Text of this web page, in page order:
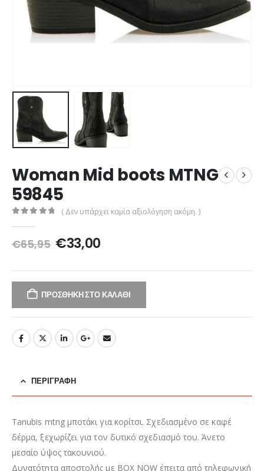
Woman Mid boots MTNG
59845
( Δεν υπάρχει καμία αξιολόγηση ακόμη. )
€65,95 Original
was:
€65,95.
€33,00Η
τιμή
είναι:
€33,00.
ΠΡΟΣΘΉΚΗ ΣΤΟ ΚΑΛΆΘΙ
ΠΕΡΙΓΡΑΦΉ
Tanubis mtng μποτάκι για κορίτσι. Σχεδιασμένο σε καφέ
δέρμα, ξεχωρίζει για τον δυτικό σχεδιασμό του. Άνετο
μεσαίο ύψος τακουνιού.
Δυνατότητα αποστολής με BOX NOW έπειτα από τηλεφωνική